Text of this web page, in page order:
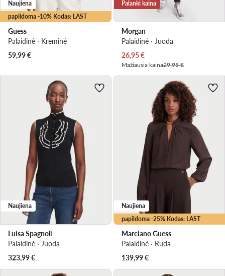
papildoma -10% Kodas: LAST
Naujiena
Guess
Palaidinė · Kreminė
59,99€
Palanki kaina
Morgan
Palaidinė · Juoda
Dabartinė kaina
26,95€
Mažiausia kaina29,95 €
Naujiena
Luisa Spagnoli
Palaidinė · Juoda
323,99€
papildoma -25% Kodas: LAST
Naujiena
Marciano Guess
Palaidinė · Ruda
139,99€